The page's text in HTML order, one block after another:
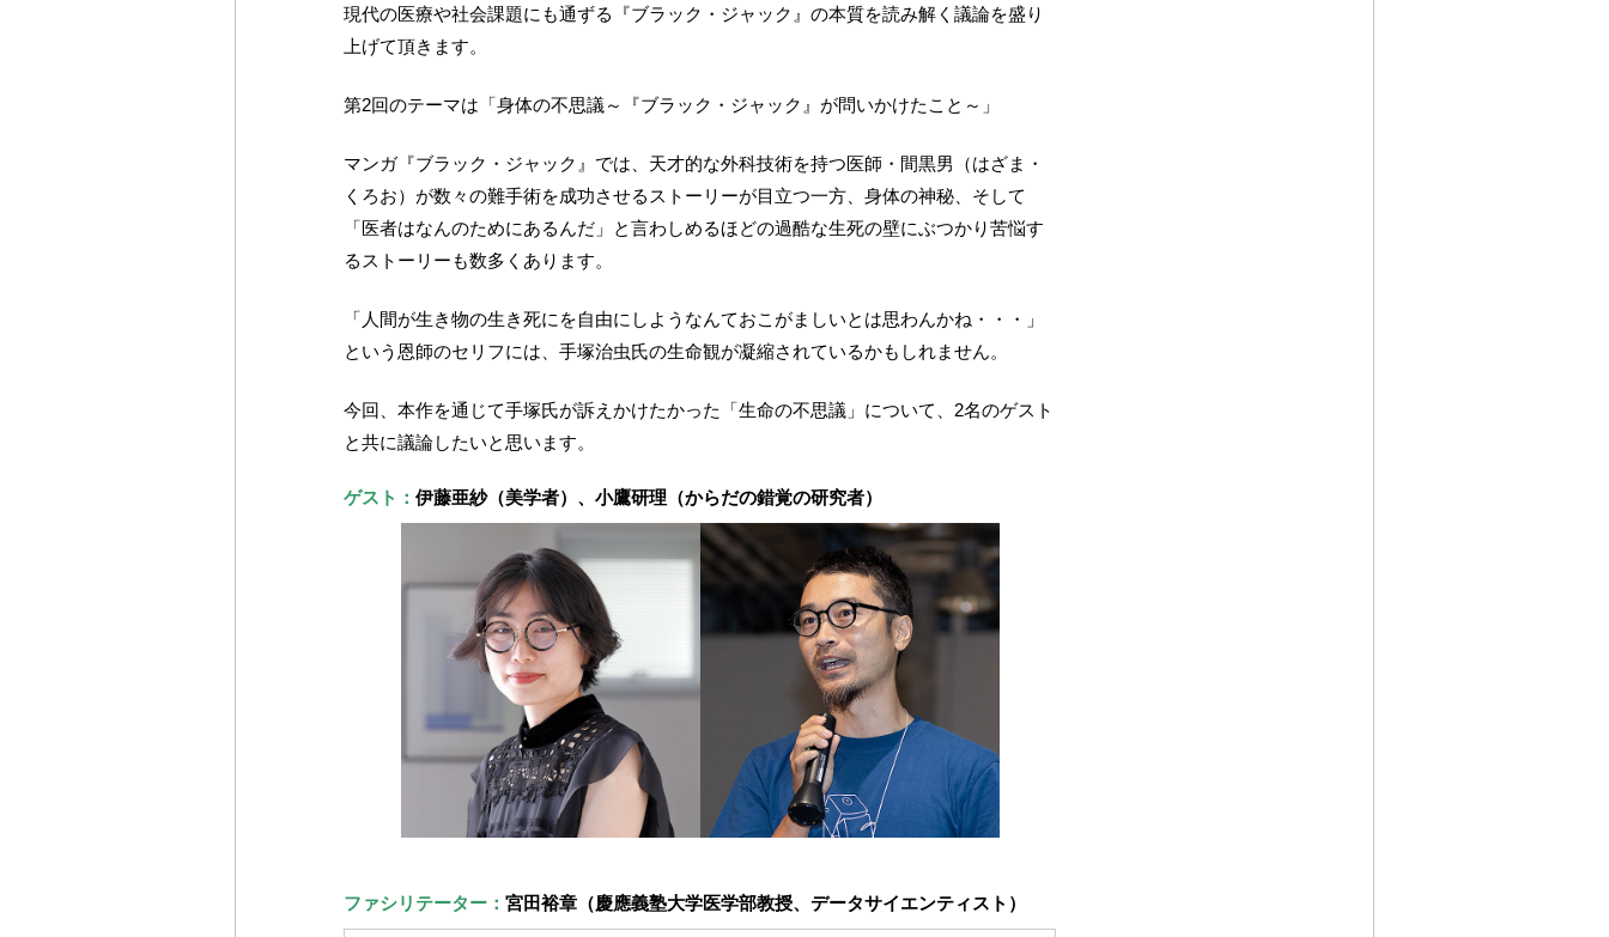
現代の医療や社会課題にも通ずる『ブラック・ジャック』の本質を読み解く議論を盛り
上げて頂きます。
第2回のテーマは「身体の不思議～『ブラック・ジャック』が問いかけたこと～」
マンガ『ブラック・ジャック』では、天才的な外科技術を持つ医師・間黒男（はざま・
くろお）が数々の難手術を成功させるストーリーが目立つ一方、身体の神秘、そして
「医者はなんのためにあるんだ」と言わしめるほどの過酷な生死の壁にぶつかり苦悩す
るストーリーも数多くあります。
「人間が生き物の生き死にを自由にしようなんておこがましいとは思わんかね・・・」
という恩師のセリフには、手塚治虫氏の生命観が凝縮されているかもしれません。
今回、本作を通じて手塚氏が訴えかけたかった「生命の不思議」について、2名のゲスト
と共に議論したいと思います。
ゲスト： 伊藤亜紗（美学者）、小鷹研理（からだの錯覚の研究者）
ファシリテーター： 宮田裕章（慶應義塾大学医学部教授、データサイエンティスト）